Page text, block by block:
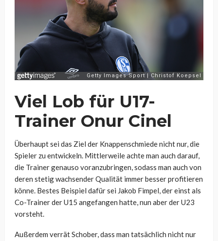
Viel Lob für U17-
Trainer Onur Cinel
Überhaupt sei das Ziel der Knappenschmiede nicht nur, die
Spieler zu entwickeln. Mittlerweile achte man auch darauf,
die Trainer genauso voranzubringen, sodass man auch von
deren stetig wachsender Qualität immer besser profitieren
könne. Bestes Beispiel dafür sei Jakob Fimpel, der einst als
Co-Trainer der U15 angefangen hatte, nun aber der U23
vorsteht.
Außerdem verrät Schober, dass man tatsächlich nicht nur